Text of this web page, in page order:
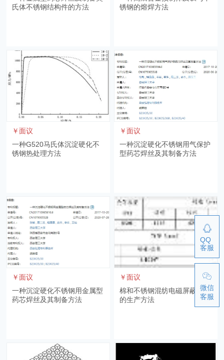
氏体不锈钢结构件的方法
锈钢的熔焊方法
￥面议
一种G520马氏体沉淀硬化不
锈钢热处理方法
￥面议
一种沉淀硬化不锈钢用气保护
型药芯焊丝及其制备方法
￥面议
一种沉淀硬化不锈钢用金属型
药芯焊丝及其制备方法
￥面议
棉和不锈钢混纺电磁屏蔽用纱
的生产方法
QQ
客服
微信
客服